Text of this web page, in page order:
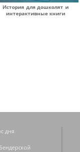
История для дошколят и
интерактивные книги
дня